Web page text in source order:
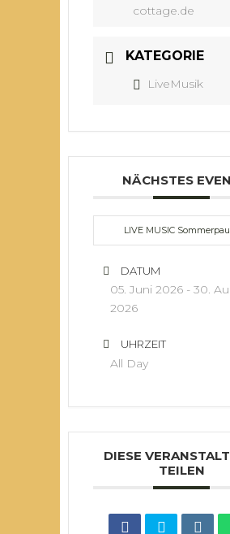
cottage.de
KATEGORIE
LiveMusik
NÄCHSTES
LIVE MUSIC
DATUM
05. Juni 2026 - 30.
2026
UHRZEIT
All Day
DIESE
TEILEN